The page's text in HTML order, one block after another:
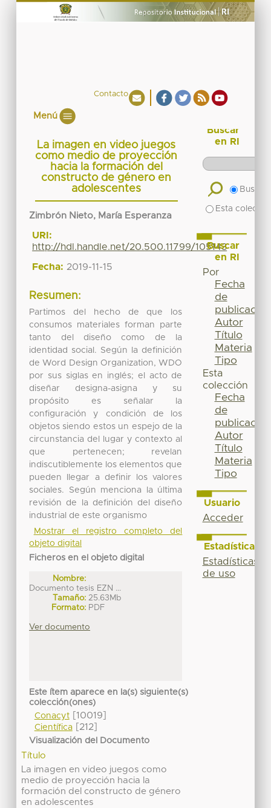
Contacto
Menú
La imagen en video juegos
como medio de proyección
hacia la formación del
constructo de género en
adolescentes
Zimbrón Nieto, María Esperanza
URI:
http://hdl.handle.net/20.500.11799/105143
Fecha: 2019-11-15
Resumen:
Partimos del hecho de que los
consumos materiales forman parte
tanto del diseño como de la
identidad social. Según la definición
de Word Design Organization, WDO
por sus siglas en inglés; el acto de
diseñar designa-asigna y su
propósito es señalar la
configuración y condición de los
objetos siendo estos un espejo de la
circunstancia del lugar y contexto al
que pertenecen; revelan
indiscutiblemente los elementos que
pueden llegar a definir los valores
sociales. Según menciona la última
revisión de la definición del diseño
industrial de este organismo
Mostrar el registro completo del
objeto digital
Ficheros en el objeto digital
Nombre:
Documento tesis EZN ...
Tamaño: 25.63Mb
Formato: PDF
Ver documento
Este ítem aparece en la(s) siguiente(s)
colección(ones)
Conacyt[10019]
Científica[212]
Visualización del Documento
Título
La imagen en video juegos como
medio de proyección hacia la
formación del constructo de género
en adolescentes
Buscar
en RI
Buscar
Esta
Buscar
en RI
Por
Fecha
de
publicación
Autor
Título
Materia
Tipo
Esta
colección
Fecha
de
publicación
Autor
Título
Materia
Tipo
Usuario
Acceder
Estadísticas
Estadísticas
de uso